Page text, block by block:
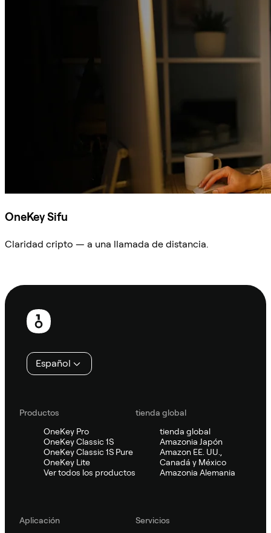
OneKey Sifu
Claridad cripto — a una llamada de distancia.
Pie
página
Español
Productos
OneKey Pro
OneKey Classic 1S
OneKey Classic 1S Pure
OneKey Lite
Ver todos los productos
tienda global
tienda global
Amazonia Japón
Amazon EE. UU.,
Canadá y México
Amazonia Alemania
Aplicación
Servicios